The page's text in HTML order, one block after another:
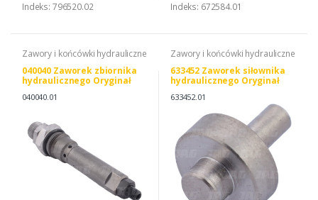
Indeks: 796520.02 Indeks: 672584.01
Zawory i końcówki hydrauliczne
040040 Zaworek zbiornika
hydraulicznego Oryginał
040040.01
Zawory i końcówki hydrauliczne
633452 Zaworek siłownika
hydraulicznego Oryginał
633452.01